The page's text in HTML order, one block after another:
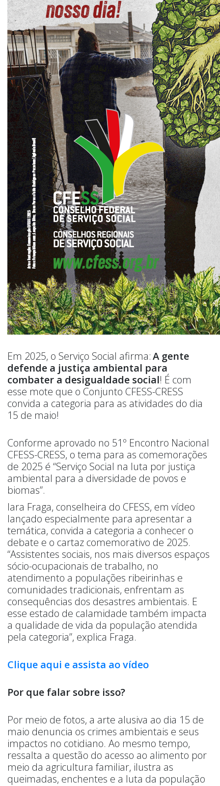
Em 2025, o Serviço Social afirma:A gente
defende a justiça ambiental para
combater a desigualdade social! É com
esse mote que o Conjunto CFESS-CRESS
convida a categoria para as atividades do dia
15 de maio!
Conforme aprovado no 51º Encontro Nacional
CFESS-CRESS, o tema para as comemorações
de 2025 é “Serviço Social na luta por justiça
ambiental para a diversidade de povos e
biomas”.
Iara Fraga, conselheira do CFESS, em vídeo
lançado especialmente para apresentar a
temática, convida a categoria a conhecer o
debate e o cartaz comemorativo de 2025.
“Assistentes sociais, nos mais diversos espaços
sócio-ocupacionais de trabalho, no
atendimento a populações ribeirinhas e
comunidades tradicionais, enfrentam as
consequências dos desastres ambientais. E
esse estado de calamidade também impacta
a qualidade de vida da população atendida
pela categoria”, explica Fraga.
Clique aqui e assista ao vídeo
Por que falar sobre isso?
Por meio de fotos, a arte alusiva ao dia 15 de
maio denuncia os crimes ambientais e seus
impactos no cotidiano. Ao mesmo tempo,
ressalta a questão do acesso ao alimento por
meio da agricultura familiar, ilustra as
queimadas, enchentes e a luta da população